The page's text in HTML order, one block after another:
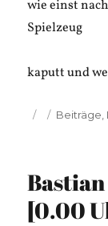
wie einst
Spielzeug
kaputt und
Veröffentlicht
Beiträge
[0.00